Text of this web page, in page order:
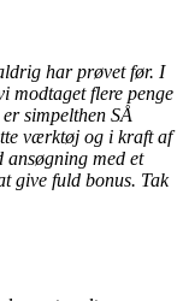
har prøvet før. I
modtaget flere penge
simpelthen SÅ
værktøj og i kraft af
med et
give fuld bonus. Tak